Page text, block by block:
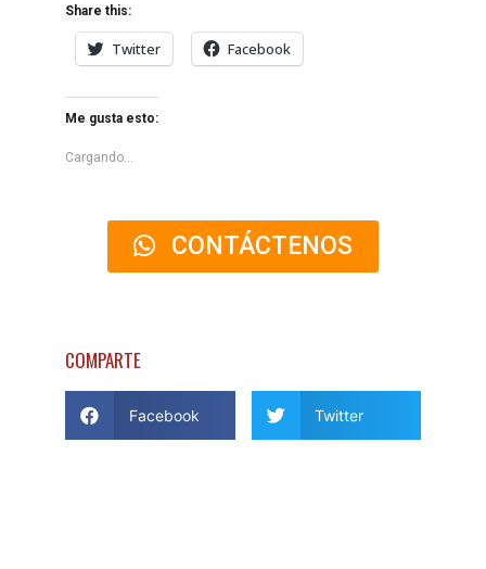
Share this:
Twitter Facebook
Me gusta esto:
Cargando...
CONTÁCTENOS
COMPARTE
Facebook Twitter